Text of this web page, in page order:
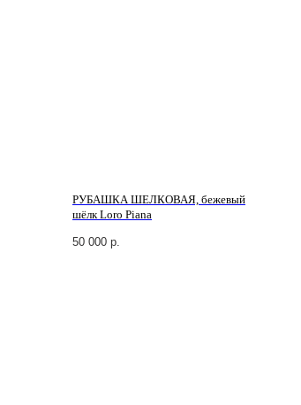
РУБАШКА ШЕЛКОВАЯ, бежевый
шёлк Loro Piana
50 000 р.